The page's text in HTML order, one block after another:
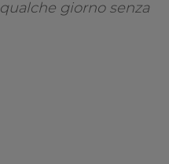
giorno senza